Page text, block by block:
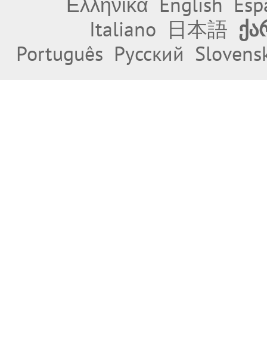
Italiano 日本語
Português Русский